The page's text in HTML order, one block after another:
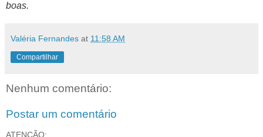
boas.
Valéria Fernandes at 11:58 AM
Compartilhar
Nenhum comentário:
Postar um comentário
ATENÇÃO: